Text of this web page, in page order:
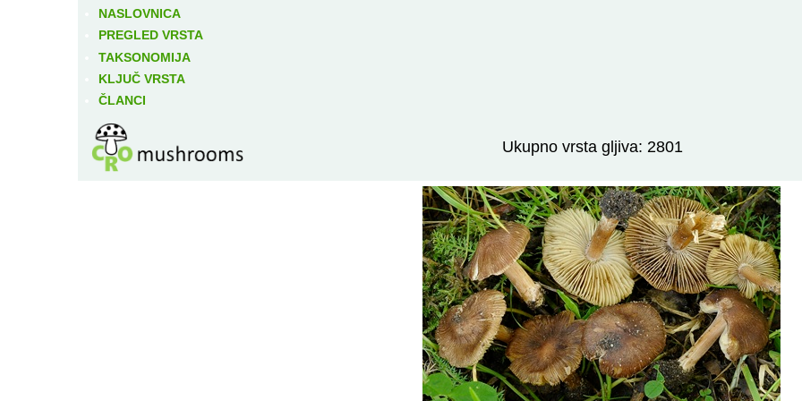
NASLOVNICA
PREGLED VRSTA
TAKSONOMIJA
KLJUČ VRSTA
ČLANCI
Ukupno vrsta gljiva: 2801